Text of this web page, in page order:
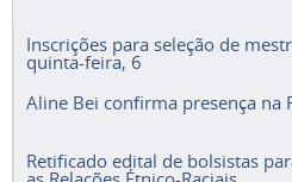
Inscrições para seleção de
quinta-feira, 6
Aline Bei confirma presença na
Retificado edital de bolsistas